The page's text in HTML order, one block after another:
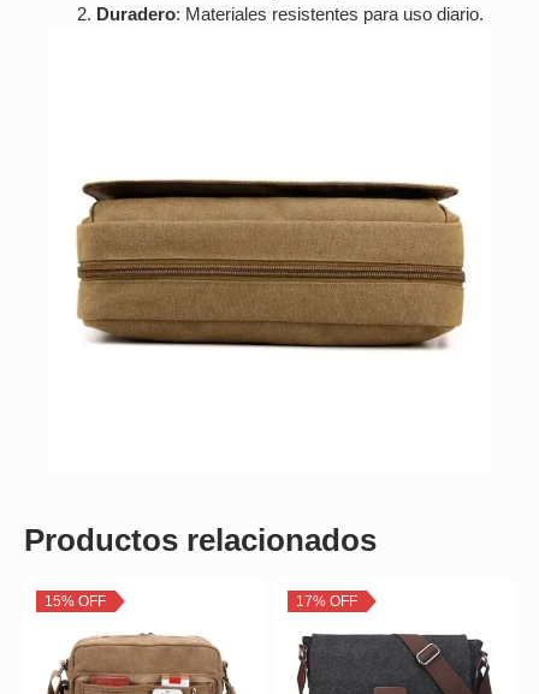
Duradero: Materiales resistentes para uso diario.
Productos relacionados
15% OFF 17% OFF